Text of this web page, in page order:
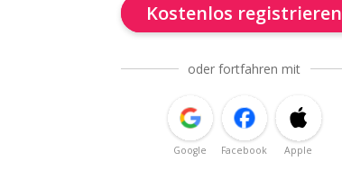
Kostenlos registrieren
oder fortfahren mit
Google Facebook Apple